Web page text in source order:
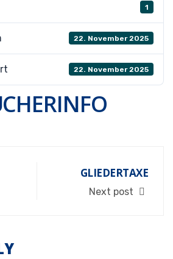
1
22. November 2025
22. November 2025
GLIEDERTAXE
Next post